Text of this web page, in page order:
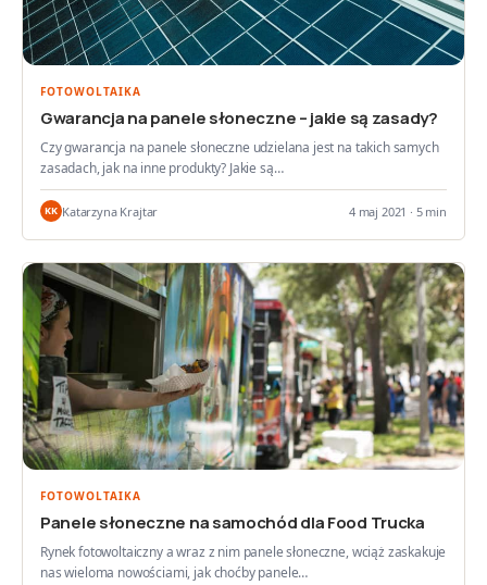
FOTOWOLTAIKA
Gwarancja na panele słoneczne – jakie są zasady?
Czy gwarancja na panele słoneczne udzielana jest na takich samych
zasadach, jak na inne produkty? Jakie są…
KK Katarzyna Krajtar 4 maj 2021 · 5 min
FOTOWOLTAIKA
Panele słoneczne na samochód dla Food Trucka
Rynek fotowoltaiczny a wraz z nim panele słoneczne, wciąż zaskakuje
nas wieloma nowościami, jak choćby panele…